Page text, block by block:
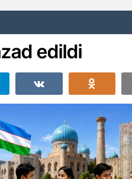
edildi